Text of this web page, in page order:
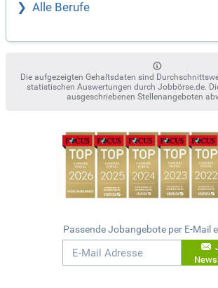
Alle Berufe
Die aufgezeigten Gehaltsdaten sind
statistischen Auswertungen durch Jobbörse.de.
ausgeschriebenen Stellenangeboten
Passende Jobangebote per E-Mail